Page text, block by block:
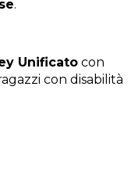
.
Unificato con
con disabilità